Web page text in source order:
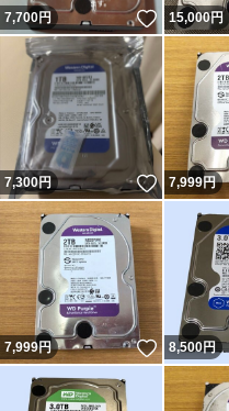
7,700円 いいね！
15,000円
7,300円 いいね！
7,999円
7,999円 いいね！
8,500円